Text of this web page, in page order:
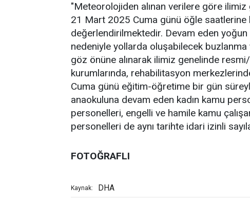
"Meteorolojiden alınan verilere göre ilimiz
21 Mart 2025 Cuma günü öğle
değerlendirilmektedir. Devam eden yoğun
nedeniyle yollarda oluşabilecek
göz önüne alınarak ilimiz genelinde
kurumlarında, rehabilitasyon
Cuma günü eğitim-öğretime bir gün
anaokuluna devam eden kadın kamu
personelleri, engelli ve hamile kamu
personelleri de aynı tarihte idari izinli
FOTOĞRAFLI
Kaynak: DHA